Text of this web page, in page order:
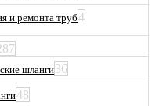
и ремонта труб4
шланги36
48